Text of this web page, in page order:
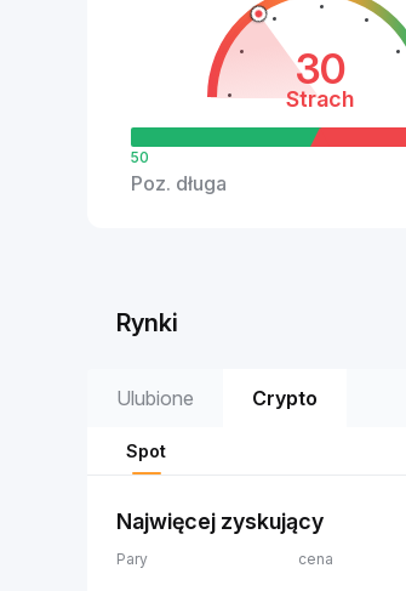
30
Strach
50
Poz. długa
Rynki
Ulubione Crypto
Spot
Najwięcej zyskujący
Pary cena